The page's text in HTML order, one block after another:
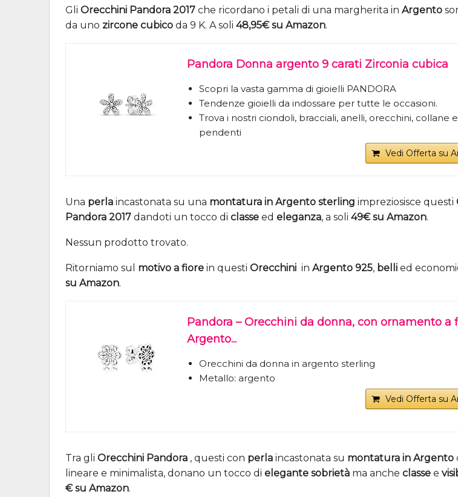
Gli Orecchini Pandora 2017 che ricordano i petali di una margherita in Argento
da uno zircone cubico da 9 K. A soli 48,95€ su Amazon.
Pandora Donna argento 9 carati Zirconia cubica
Scopri la vasta gamma di gioielli PANDORA
Tendenze gioielli da indossare per tutte le occasioni.
Trova i nostri ciondoli, bracciali, anelli, orecchini, collane e
pendenti
Vedi Offerta su
Una perla incastonata su una montatura in Argento sterling impreziosisce questi
Pandora 2017 dandoti un tocco di classe ed eleganza, a soli 49€ su Amazon.
Nessun prodotto trovato.
Ritorniamo sul motivo a fiore in questi Orecchini in Argento 925, belli ed
su Amazon.
Pandora – Orecchini da donna, con ornamento a
Argento...
Orecchini da donna in argento sterling
Metallo: argento
Vedi Offerta su
Tra gli Orecchini Pandora , questi con perla incastonata su montatura in Argento
lineare e minimalista, donano un tocco di elegante sobrietà ma anche classe e
€ su Amazon.